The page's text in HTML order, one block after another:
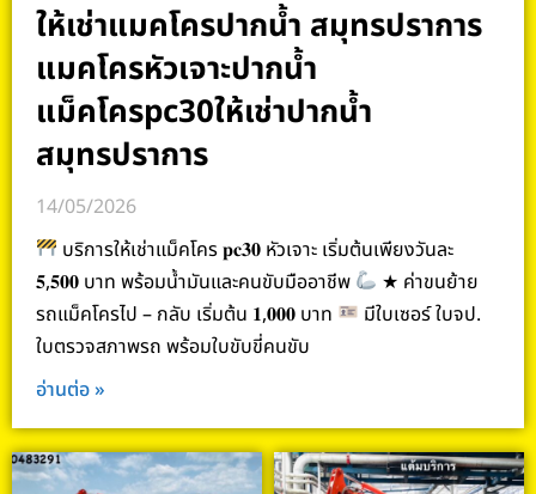
ให้เช่าแมคโครปากน้ำ สมุทรปราการ
แมคโครหัวเจาะปากน้ำ
แม็คโครpc30ให้เช่าปากน้ำ
สมุทรปราการ
14/05/2026
บริการให้เช่าแม็คโคร 𝐩𝐜𝟑𝟎 หัวเจาะ เริ่มต้นเพียงวันละ
𝟓,𝟓𝟎𝟎 บาท พร้อมน้ำมันและคนขับมืออาชีพ
★ ค่าขนย้าย
รถแม็คโครไป – กลับ เริ่มต้น 𝟏,𝟎𝟎𝟎 บาท
มีใบเซอร์ ใบจป.
ใบตรวจสภาพรถ พร้อมใบขับขี่คนขับ
อ่านต่อ »